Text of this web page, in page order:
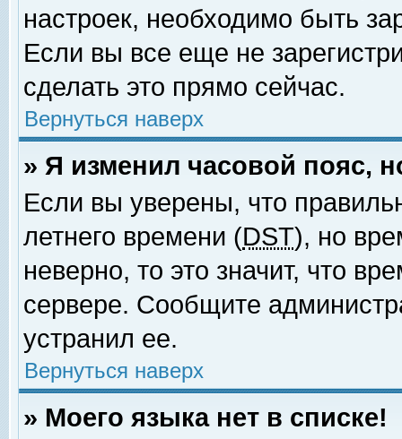
настроек, необходимо быть
Если вы все еще не
сделать это прямо сейчас.
Вернуться наверх
» Я изменил часовой пояс,
Если вы уверены, что
летнего времени (DST), но
неверно, то это значит, что
сервере. Сообщите
устранил ее.
Вернуться наверх
» Моего языка нет в списке!